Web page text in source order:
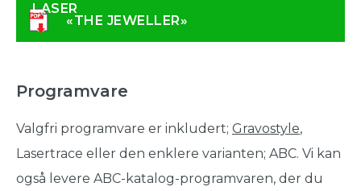
LASER
«THE JEWELLER»
Programvare
Valgfri programvare er inkludert; Gravostyle,
Lasertrace eller den enklere varianten; ABC. Vi kan
også levere ABC-katalog-programvaren, der du